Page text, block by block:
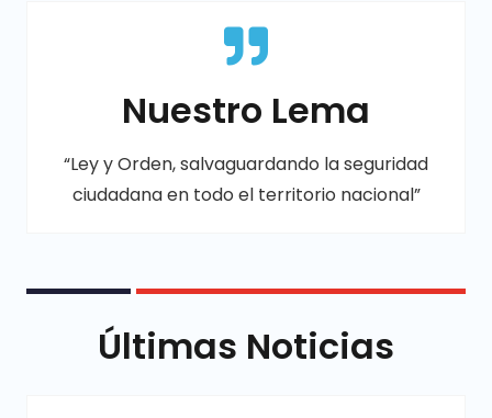
Nuestro Lema
“Ley y Orden, salvaguardando la seguridad
ciudadana en todo el territorio nacional”
Últimas Noticias